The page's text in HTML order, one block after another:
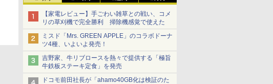
【家電レビュー】手ごわい雑草との戦い、コメ
リの草刈機で完全勝利 掃除機感覚で使えた
ミスド「Mrs. GREEN APPLE」のコラボドーナ
ツ4種、いよいよ発売！
吉野家、牛リブロースを熱々で提供する「極旨
牛鉄板ステーキ定食」を発売
ドコモ前田社長が「ahamo40GB化は検証のた